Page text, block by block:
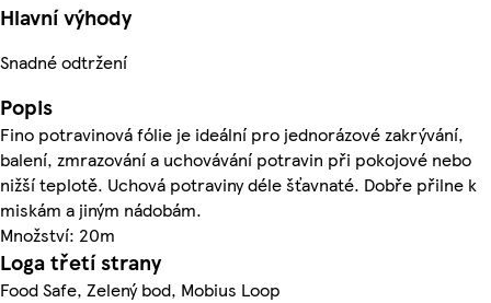
Hlavní výhody
Snadné odtržení
Popis
Fino potravinová fólie je ideální pro jednorázové zakrývání,
balení, zmrazování a uchovávání potravin při pokojové nebo
nižší teplotě. Uchová potraviny déle šťavnaté. Dobře přilne k
miskám a jiným nádobám.
Množství: 20m
Loga třetí strany
Food Safe, Zelený bod, Mobius Loop